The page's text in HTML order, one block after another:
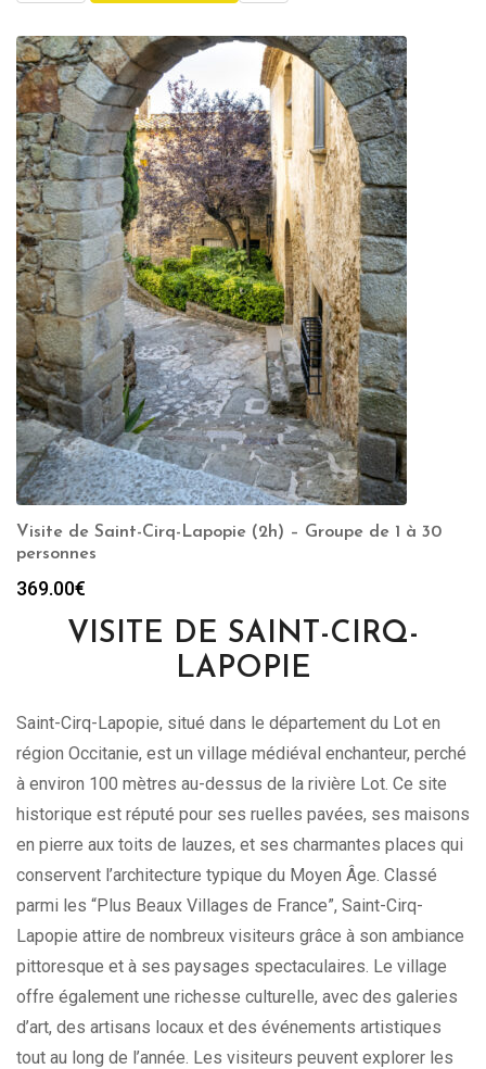
Visite de Saint-Cirq-Lapopie (2h) – Groupe de 1 à 30
personnes
369.00€
VISITE DE SAINT-CIRQ-
LAPOPIE
Saint-Cirq-Lapopie, situé dans le département du Lot en
région Occitanie, est un village médiéval enchanteur, perché
à environ 100 mètres au-dessus de la rivière Lot. Ce site
historique est réputé pour ses ruelles pavées, ses maisons
en pierre aux toits de lauzes, et ses charmantes places qui
conservent l’architecture typique du Moyen Âge. Classé
parmi les “Plus Beaux Villages de France”, Saint-Cirq-
Lapopie attire de nombreux visiteurs grâce à son ambiance
pittoresque et à ses paysages spectaculaires. Le village
offre également une richesse culturelle, avec des galeries
d’art, des artisans locaux et des événements artistiques
tout au long de l’année. Les visiteurs peuvent explorer les